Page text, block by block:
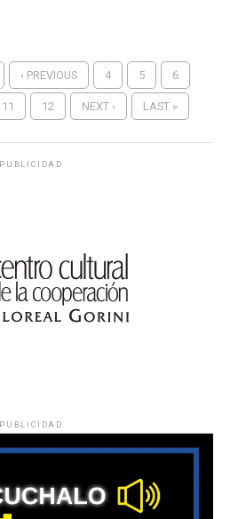
‹ PREVIOUS 4 5 6
11 12 NEXT › LAST »
PUBLICIDAD
PUBLICIDAD